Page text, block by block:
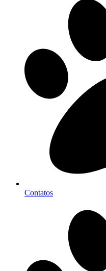
Contatos